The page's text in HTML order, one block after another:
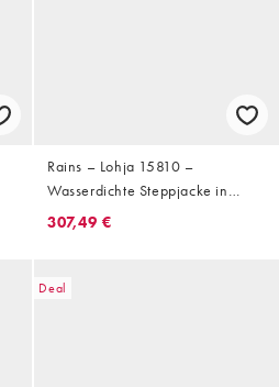
Rains – Lohja 15810 –
Wasserdichte Steppjacke in
Schwarz mit Reißverschluss
307,49 €
Deal